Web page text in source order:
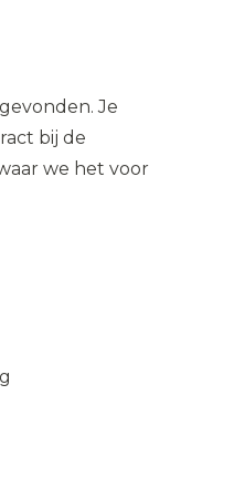
Je
bij de
we het voor